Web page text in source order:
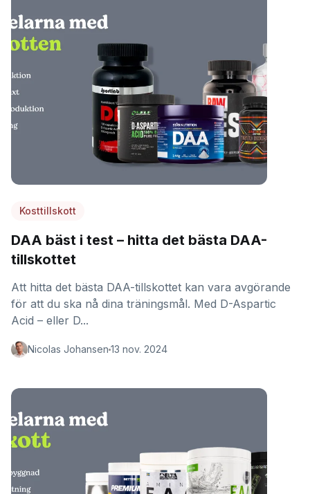
Kosttillskott
DAA bäst i test – hitta det bästa DAA-
tillskottet
Att hitta det bästa DAA-tillskottet kan vara avgörande
för att du ska nå dina träningsmål. Med D-Aspartic
Acid – eller D...
Nicolas Johansen 13 nov. 2024